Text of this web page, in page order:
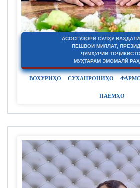
АСОСГУЗОРИ СУЛҲУ
ПЕШВОИ МИЛЛАТ,
ҶУМҲУРИИ
МУҲТАРАМ ЭМОМАЛӢ
ВОХУРИҲО СУХАНРОНИҲО
ПАЁМҲО